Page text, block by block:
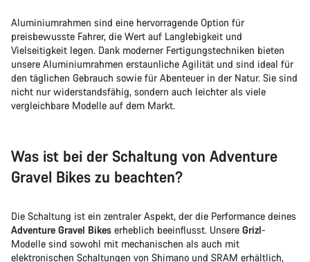
Aluminiumrahmen sind eine hervorragende Option für
preisbewusste Fahrer, die Wert auf Langlebigkeit und
Vielseitigkeit legen. Dank moderner Fertigungstechniken bieten
unsere Aluminiumrahmen erstaunliche Agilität und sind ideal für
den täglichen Gebrauch sowie für Abenteuer in der Natur. Sie sind
nicht nur widerstandsfähig, sondern auch leichter als viele
vergleichbare Modelle auf dem Markt.
Was ist bei der Schaltung von Adventure
Gravel Bikes zu beachten?
Die Schaltung ist ein zentraler Aspekt, der die Performance deines
Adventure Gravel Bikes erheblich beeinflusst. Unsere Grizl-
Modelle sind sowohl mit mechanischen als auch mit
elektronischen Schaltungen von Shimano und SRAM erhältlich,